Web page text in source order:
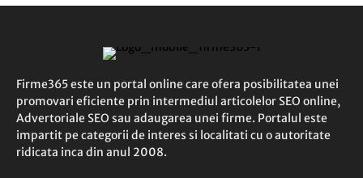
Firme365 este un portal online care ofera posibilitatea unei
promovari eficiente prin intermediul articolelor SEO online,
Advertoriale SEO sau adaugarea unei firme. Portalul este
impartit pe categorii de interes si localitati cu o autoritate
ridicata inca din anul 2008.